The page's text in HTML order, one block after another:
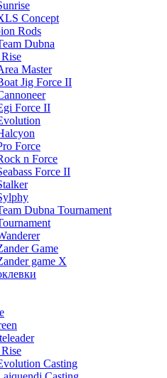
Concept
Rods
Dubna
Master
Jig Force II
Force II
Force
n Force
Force II
Dubna Tournament
Game
game X
Casting